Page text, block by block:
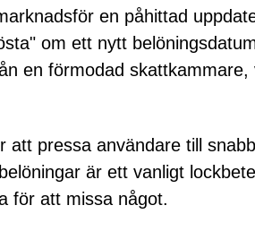
en påhittad
om ett nytt
en förmodad
att pressa användare till
är ett vanligt
för att missa något.